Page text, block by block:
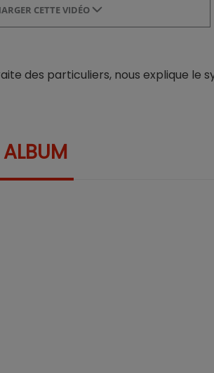
CETTE VIDÉO
des particuliers, nous explique le
ALBUM